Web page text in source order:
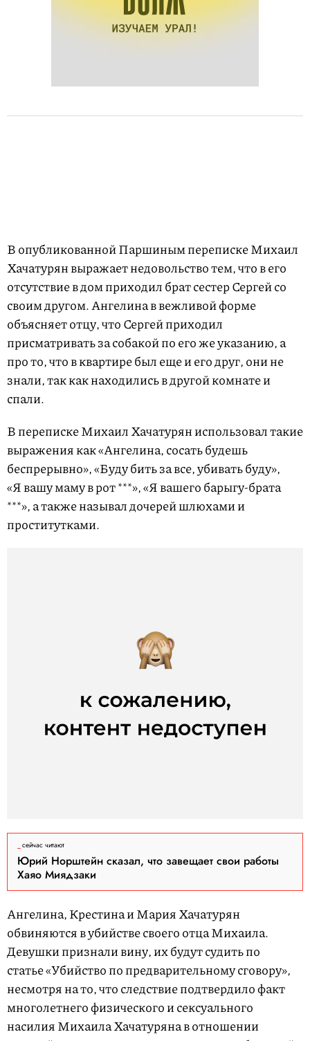
В опубликованной Паршиным переписке Михаил
Хачатурян выражает недовольство тем, что в его
отсутствие в дом приходил брат сестер Сергей со
своим другом. Ангелина в вежливой форме
объясняет отцу, что Сергей приходил
присматривать за собакой по его же указанию, а
про то, что в квартире был еще и его друг, они не
знали, так как находились в другой комнате и
спали.
В переписке Михаил Хачатурян использовал такие
выражения как «Ангелина, сосать будешь
беспрерывно», «Буду бить за все, убивать буду»,
«Я вашу маму в рот ***», «Я вашего барыгу-брата
***», а также называл дочерей шлюхами и
проститутками.
сейчас читают
Юрий Норштейн сказал, что завещает свои работы
Хаяо Миядзаки
Ангелина, Крестина и Мария Хачатурян
обвиняются в убийстве своего отца Михаила.
Девушки признали вину, их будут судить по
статье «Убийство по предварительному сговору»,
несмотря на то, что следствие подтвердило факт
многолетнего физического и сексуального
насилия Михаила Хачатуряна в отношении